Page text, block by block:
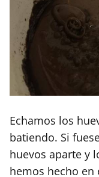
Echamos los
batiendo. Si
huevos aparte y
hemos hecho en